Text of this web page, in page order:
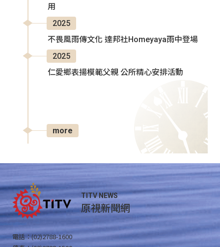
用
2025
不畏風雨傳文化 達邦社Homeyaya雨中登場
2025
仁愛鄉表揚模範父親 公所精心安排活動
more
TITV NEWS
原視新聞網
電話：(02)2788-1600